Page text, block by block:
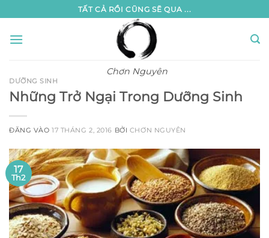
qua
nội
TẤT CẢ RỒI CŨNG SẼ QUA ...
Chơn Nguyên
DƯỠNG SINH
Những Trở Ngại Trong Dưỡng Sinh
ĐĂNG VÀO17 THÁNG 2, 2016 BỞI CHƠN NGUYÊN
17
Th2